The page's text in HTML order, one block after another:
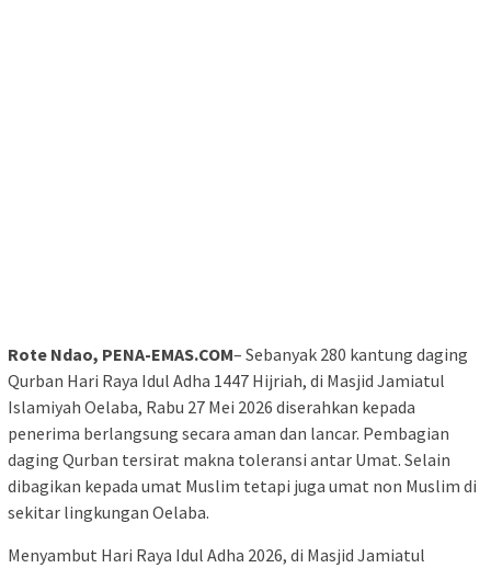
Rote Ndao, PENA-EMAS.COM– Sebanyak 280 kantung daging
Qurban Hari Raya Idul Adha 1447 Hijriah, di Masjid Jamiatul
Islamiyah Oelaba, Rabu 27 Mei 2026 diserahkan kepada
penerima berlangsung secara aman dan lancar. Pembagian
daging Qurban tersirat makna toleransi antar Umat. Selain
dibagikan kepada umat Muslim tetapi juga umat non Muslim di
sekitar lingkungan Oelaba.
Menyambut Hari Raya Idul Adha 2026, di Masjid Jamiatul